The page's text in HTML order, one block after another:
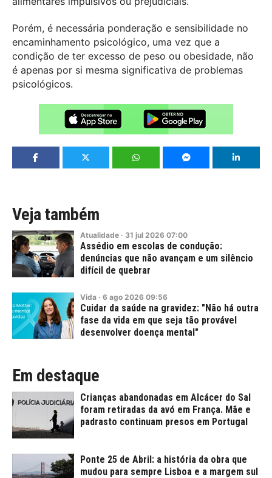
Porém, é necessária ponderação e sensibilidade no
encaminhamento psicológico, uma vez que a
condição de ter excesso de peso ou obesidade, não
é apenas por si mesma significativa de problemas
psicológicos.
Veja também
Atualidade · 31 jul 2026 07:00
Assédio em escolas de condução:
denúncias que não avançam e um silêncio
difícil de quebrar
Vida · 6 ago 2026 09:56
Cuidar da saúde na gravidez: "Não há outra
fase da vida em que seja tão provável
desenvolver doença mental"
Em destaque
Crianças abandonadas em Alcácer do Sal
foram retiradas da avó em França. Mãe e
padrasto continuam presos em Portugal
Ponte 25 de Abril: a história da obra que
mudou para sempre Lisboa e a margem sul